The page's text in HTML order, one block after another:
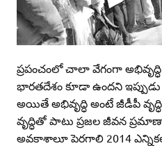
ప్రపంచంలో చాలా వేగంగా
భారతదేశం కూడా ఉందని
అయితే అభివృద్ధి అంటే జీడీపీ
వృద్ధితో పాటు ప్రజల జీవన
అవకాశాలూ పెరగాలి 2014